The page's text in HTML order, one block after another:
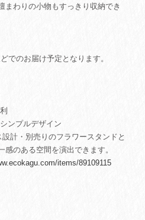
まわりの小物もすっきり収納でき
でのお届け予定となります。
ンプルデザイン
計・別売りのフラワースタンドと
のある空間を演出できます。
items/89109115